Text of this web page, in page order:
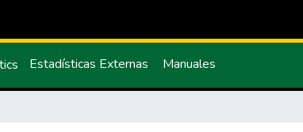
Estadísticas Externas Manuales